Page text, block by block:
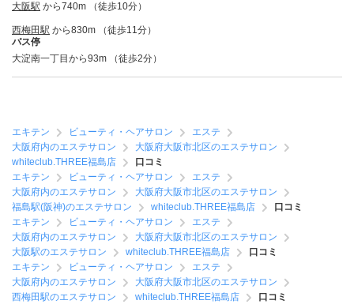
大阪駅 から740m （徒歩10分）
西梅田駅 から830m （徒歩11分）
バス停
大淀南一丁目から93m （徒歩2分）
エキテン ビューティ・ヘアサロン
エステ
大阪府内のエステサロン
大阪府大阪市北区のエステサロン
whiteclub.THREE福島店
口コミ
エキテン
ビューティ・ヘアサロン
エステ
大阪府内のエステサロン
大阪府大阪市北区のエステサロン
福島駅(阪神)のエステサロン
whiteclub.THREE福島店
口コミ
エキテン
ビューティ・ヘアサロン
エステ
大阪府内のエステサロン
大阪府大阪市北区のエステサロン
大阪駅のエステサロン
whiteclub.THREE福島店
口コミ
エキテン
ビューティ・ヘアサロン
エステ
大阪府内のエステサロン
大阪府大阪市北区のエステサロン
西梅田駅のエステサロン
whiteclub.THREE福島店 口コミ